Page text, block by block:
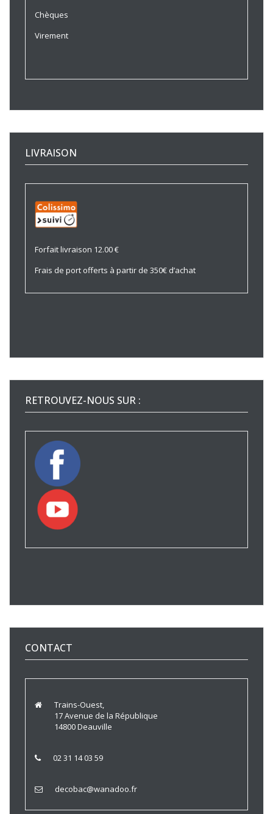
Chèques
Virement
LIVRAISON
Forfait livraison 12.00 €
Frais de port offerts à partir de 350€ d’achat
RETROUVEZ-NOUS SUR :
CONTACT
Trains-Ouest,
17 Avenue de la République
14800 Deauville
02 31 14 03 59
decobac@wanadoo.fr